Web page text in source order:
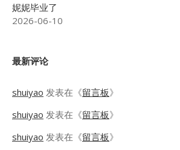
妮妮毕业了
2026-06-10
最新评论
shuiyao 发表在《留言板》
shuiyao 发表在《留言板》
shuiyao 发表在《留言板》